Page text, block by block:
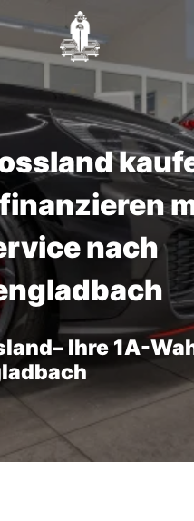
nach
Ihre 1A-